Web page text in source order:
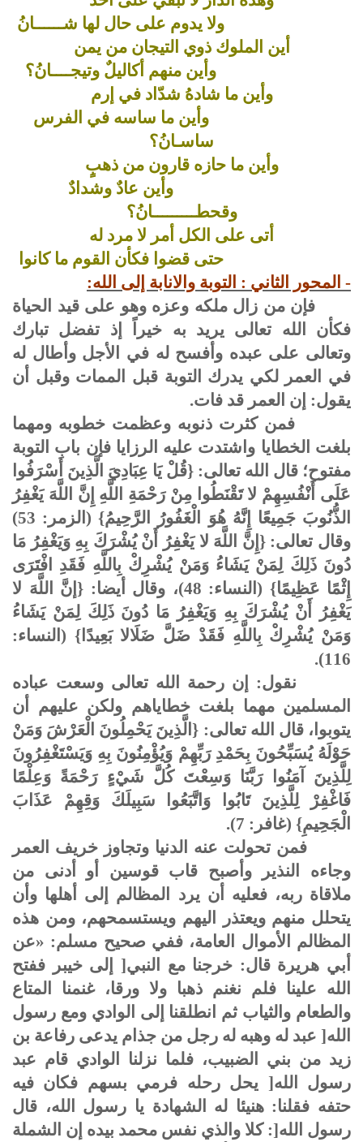
ولا يدوم على حال لها شــــــانُ
أين الملوك ذوي التيجان من يمن
وأين منهم أكاليلٌ وتيجــــانُ؟
وأين ما شادهُ شدّاد في إرم
وأين ما ساسه في الفرس
ساسـانُ؟
وأين ما حازه قارون من ذهبٍ
وأين عادٌ وشدادٌ
وقحطـــــــــانُ؟
أتى على الكل أمر لا مرد له
حتى قضوا فكأن القوم ما كانوا
- المحور الثاني : التوبة والانابة إلى الله:
فإن من زال ملكه وعزه وهو على قيد الحياة
فكأن الله تعالى يريد به خيراً إذ تفضل تبارك
وتعالى على عبده وأفسح له في الأجل وأطال له
في العمر لكي يدرك التوبة قبل الممات وقبل أن
يقول: إن العمر قد فات.
فمن كثرت ذنوبه وعظمت خطوبه ومهما
بلغت الخطايا واشتدت عليه الرزايا فإن باب التوبة
مفتوح؛ قال الله تعالى: {قُلْ يَا عِبَادِيَ الَّذِينَ أَسْرَفُوا
عَلَى أَنْفُسِهِمْ لا تَقْنَطُوا مِنْ رَحْمَةِ اللَّهِ إِنَّ اللَّهَ يَغْفِرُ
الذُّنُوبَ جَمِيعًا إِنَّهُ هُوَ الْغَفُورُ الرَّحِيمُ} (الزمر: 53)
وقال تعالى: {إِنَّ اللَّهَ لا يَغْفِرُ أَنْ يُشْرَكَ بِهِ وَيَغْفِرُ مَا
دُونَ ذَلِكَ لِمَنْ يَشَاءُ وَمَنْ يُشْرِكْ بِاللَّهِ فَقَدِ افْتَرَى
إِثْمًا عَظِيمًا} (النساء: 48)، وقال أيضا: {إنَّ اللَّهَ لا
يَغْفِرُ أَنْ يُشْرَكَ بِهِ وَيَغْفِرُ مَا دُونَ ذَلِكَ لِمَنْ يَشَاءُ
وَمَنْ يُشْرِكْ بِاللَّهِ فَقَدْ ضَلَّ ضَلَالا بَعِيدًا} (النساء:
116).
نقول: إن رحمة الله تعالى وسعت عباده
المسلمين مهما بلغت خطاياهم ولكن عليهم أن
يتوبوا، قال الله تعالى: {الَّذِينَ يَحْمِلُونَ الْعَرْشَ وَمَنْ
حَوْلَهُ يُسَبِّحُونَ بِحَمْدِ رَبِّهِمْ وَيُؤْمِنُونَ بِهِ وَيَسْتَغْفِرُونَ
لِلَّذِينَ آمَنُوا رَبَّنَا وَسِعْتَ كُلَّ شَيْءٍ رَحْمَةً وَعِلْمًا
فَاغْفِرْ لِلَّذِينَ تَابُوا وَاتَّبَعُوا سَبِيلَكَ وَقِهِمْ عَذَابَ
الْجَحِيمِ} (غافر: 7).
فمن تحولت عنه الدنيا وتجاوز خريف العمر
وجاءه النذير وأصبح قاب قوسين أو أدنى من
ملاقاة ربه، فعليه أن يرد المظالم إلى أهلها وأن
يتحلل منهم ويعتذر اليهم ويستسمحهم، ومن هذه
المظالم الأموال العامة، ففي صحيح مسلم: «عن
أبي هريرة قال: خرجنا مع النبي[ إلى خيبر ففتح
الله علينا فلم نغنم ذهبا ولا ورقا، غنمنا المتاع
والطعام والثياب ثم انطلقنا إلى الوادي ومع رسول
الله[ عبد له وهبه له رجل من جذام يدعى رفاعة بن
زيد من بني الضبيب، فلما نزلنا الوادي قام عبد
رسول الله[ يحل رحله فرمي بسهم فكان فيه
حتفه فقلنا: هنيئا له الشهادة يا رسول الله، قال
رسول الله[: كلا والذي نفس محمد بيده إن الشملة